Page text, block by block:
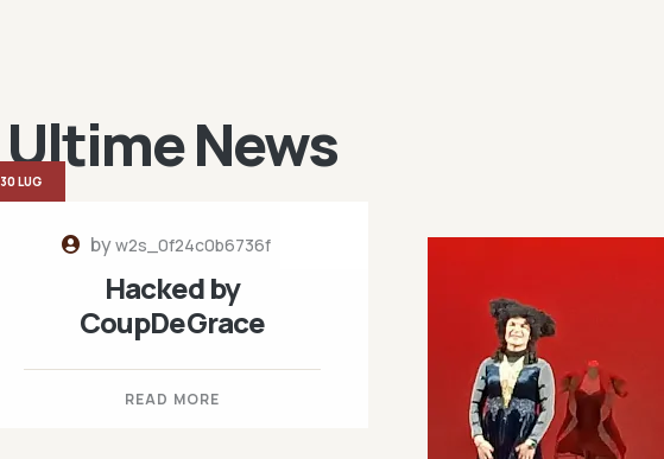
Ultime News
byw2s_0f24c0b6736f
Hacked by
CoupDeGrace
READ MORE
30 LUG